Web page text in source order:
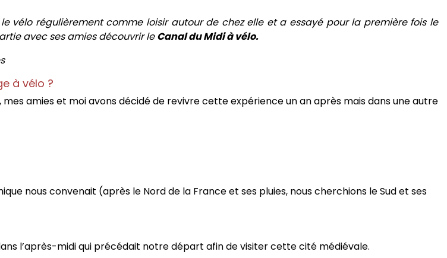
vélo régulièrement comme loisir autour de chez elle et a essayé pour la première fois le
avec ses amies découvrir leCanal du Midi à vélo.
à vélo ?
mes amies et moi avons décidé de revivre cette expérience un an après mais dans une autre
nous convenait (après le Nord de la France et ses pluies, nous cherchions le Sud et ses
l’après-midi qui précédait notre départ afin de visiter cette cité médiévale.